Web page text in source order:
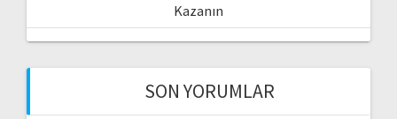
Kazanın
SON YORUMLAR